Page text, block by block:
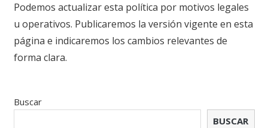
Podemos actualizar esta política por motivos legales
u operativos. Publicaremos la versión vigente en esta
página e indicaremos los cambios relevantes de
forma clara.
Buscar
BUSCAR